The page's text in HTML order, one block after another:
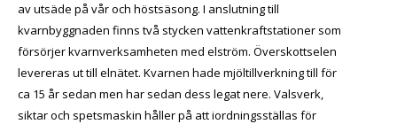
av utsäde på vår och höstsäsong. I anslutning till
kvarnbyggnaden finns två stycken vattenkraftstationer som
försörjer kvarnverksamheten med elström. Överskottselen
levereras ut till elnätet. Kvarnen hade mjöltillverkning till för
ca 15 år sedan men har sedan dess legat nere. Valsverk,
siktar och spetsmaskin håller på att iordningsställas för